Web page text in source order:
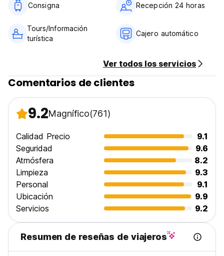
7) El desayuno no está incluido.
construcción interior, sin embargo, tenemos áreas de fumar
al aire libre.
10) No se permiten mascotas (Auto-translated from original
Consigna Recepción 24 horas
Tours/Información
turística
Cajero automático
Ver todos los servicios
Comentarios de clientes
9.2Magnífico(761)
Calidad Precio
9.1
Seguridad
9.6
Atmósfera
8.2
Limpieza
9.3
Personal
9.1
Ubicación
9.9
Servicios
9.2
Resumen de reseñas de viajeros